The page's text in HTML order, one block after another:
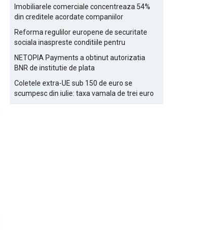
Imobiliarele comerciale concentreaza 54%
din creditele acordate companiilor
Reforma regulilor europene de securitate
sociala inaspreste conditiile pentru
NETOPIA Payments a obtinut autorizatia
BNR de institutie de plata
Coletele extra-UE sub 150 de euro se
scumpesc din iulie: taxa vamala de trei euro
pe articol, adaugata la taxa logistica